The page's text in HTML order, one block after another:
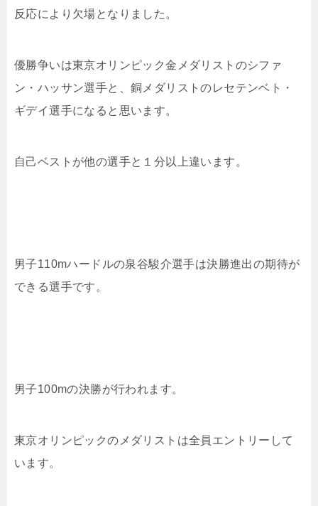
反応により欠場となりました。
優勝争いは東京オリンピック金メダリストのシファ
ン・ハッサン選手と、銅メダリストのレセテンベト・
ギデイ選手になると思います。
自己ベストが他の選手と１分以上違います。
男子110mハードルの泉谷駿介選手は決勝進出の期待が
できる選手です。
男子100mの決勝が行われます。
東京オリンピックのメダリストは全員エントリーして
います。